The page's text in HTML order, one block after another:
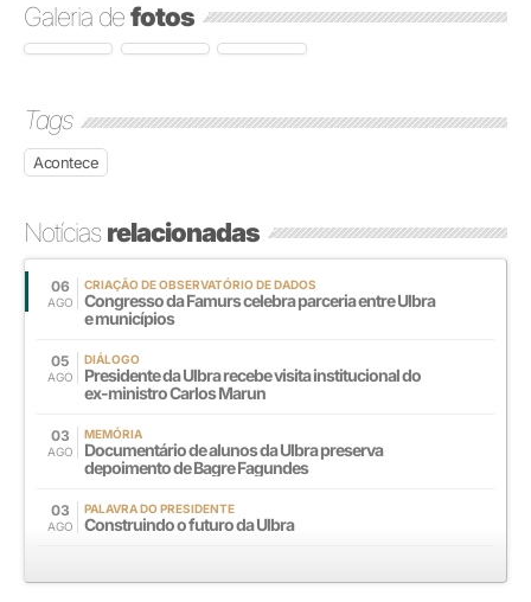
Galeria defotos
Tags
Acontece
Notíciasrelacionadas
06
AGO
CRIAÇÃO DE OBSERVATÓRIO DE DADOS
Congresso da Famurs celebra parceria entre Ulbra
e municípios
05
AGO
DIÁLOGO
Presidente da Ulbra recebe visita institucional do
ex-ministro Carlos Marun
03
AGO
MEMÓRIA
Documentário de alunos da Ulbra preserva
depoimento de Bagre Fagundes
03
AGO
PALAVRA DO PRESIDENTE
Construindo o futuro da Ulbra